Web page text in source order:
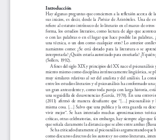
Introducción
Hay algunas preguntas que conciernen a la reflexión acerca de
sus  inicios,  es  decir,  desde  la Poética
de  Aristóteles.  Una  de
refiere al estatuto intrínseco de lo literario en el marco de otros
forma, los estudios literarios, como lectura de algo que
o con las palabras o en el lugar que hace posible las palabras,
una técnica, o un don como cualquier otro? Lo anterior
namientos  como:  ¿Se  está  dotado  para  la  literatura  o  se
interpretarla? ¿Quién estaría autorizado para enseñarla? ¿Y
(Sollers, 1992).
A fines del siglo XIX y principios del XX nace el psicoanálisis
miento mismo como disciplina intrínsecamente lingüística, se
muy similares relativas al ser del analista y del análisis. La
entre los estudios literarios y el psicoanálisis ha conformado una
un gran antecedente y, como toda pareja con larga historia,
una seguidilla de desavenencias (García, 1970). En una
(2011)  afirmó  de  manera  desafiante  que  “[...]  psicoanálisis  y
misma cosa. [...] Salvo que una publica y la otra guarda su
vivir  mejor”.  Se  han  intentado  muchas  aproximaciones
críticas, otras celebratorias, sin embargo, hay siempre algo que
que señala claramente la distancia que se abre entre ambas
Se ha criticado duramente al psicoanálisis argumentando que
como discursos directos de los autores y no como literatura,